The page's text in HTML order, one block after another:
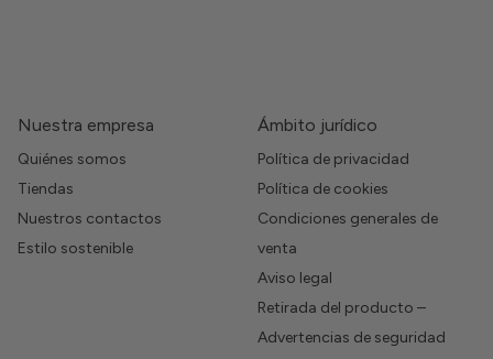
Nuestra empresa
Quiénes somos
Tiendas
Nuestros contactos
Estilo sostenible
Ámbito jurídico
Política de privacidad
Política de cookies
Condiciones generales de
venta
Aviso legal
Retirada del producto –
Advertencias de seguridad